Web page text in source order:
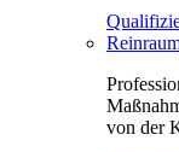
von der